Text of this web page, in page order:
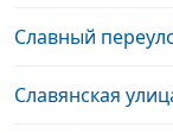
Славный
Славянская